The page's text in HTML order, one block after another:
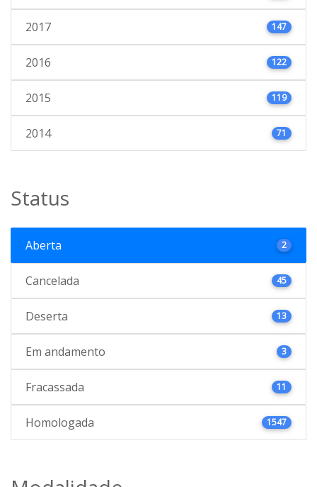
2017 147
2016 122
2015 119
2014 71
Status
Aberta 2
Cancelada 45
Deserta 13
Em andamento 3
Fracassada 11
Homologada 1547